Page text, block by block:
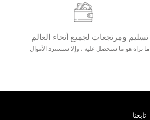
تسليم ومرتجعات لجميع أنحاء العالم
ما تراه هو ما ستحصل عليه ، وإلا ستسترد الأموال
تابعنا